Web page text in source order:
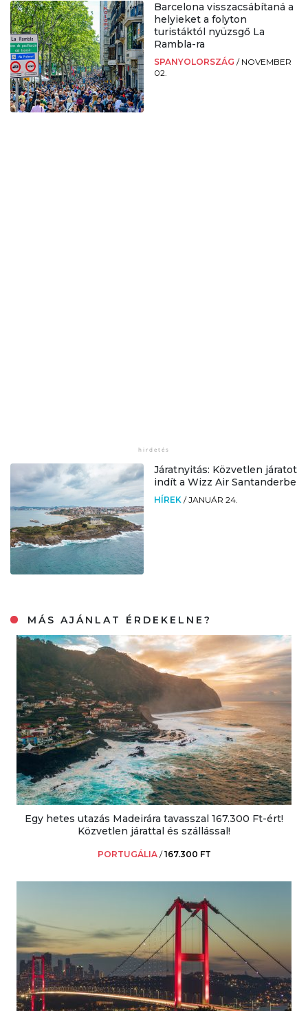
Barcelona visszacsábítaná a
helyieket a folyton
turistáktól nyüzsgő La
Rambla-ra
SPANYOLORSZÁG / NOVEMBER
02.
Járatnyitás: Közvetlen járatot
indít a Wizz Air Santanderbe
HÍREK /JANUÁR 24.
MÁS AJÁNLAT ÉRDEKELNE?
Egy hetes utazás Madeirára tavasszal 167.300 Ft-ért!
Közvetlen járattal és szállással!
PORTUGÁLIA /167.300 FT